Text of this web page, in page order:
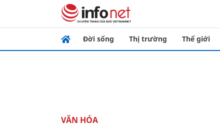
Đời sống Thị trường Thế giới
VĂN HÓA